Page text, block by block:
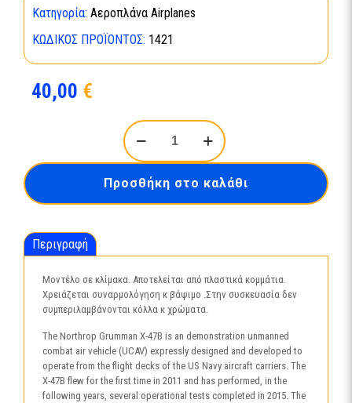
Κατηγορία: Αεροπλάνα Airplanes
ΚΩΔΙΚΌΣ ΠΡΟΪΌΝΤΟΣ: 1421
40,00 €
X-
47B-
1421,Italeri
ποσότητα
Προσθήκη στο καλάθι
Περιγραφή
Μοντέλο σε κλίμακα. Αποτελείται από πλαστικά κομμάτια.
Χρειάζεται συναρμολόγηση κ βάψιμο .Στην συσκευασία δεν
συμπεριλαμβάνονται κόλλα κ χρώματα.
The Northrop Grumman X-47B is an demonstration unmanned
combat air vehicle (UCAV) expressly designed and developed to
operate from the flight decks of the US Navy aircraft carriers. The
X-47B flew for the first time in 2011 and has performed, in the
following years, several operational tests completed in 2015. The